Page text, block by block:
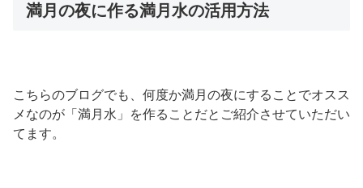
満月の夜に作る満月水の活用方法
こちらのブログでも、何度か満月の夜にすることでオスス
メなのが「満月水」を作ることだとご紹介させていただい
てます。